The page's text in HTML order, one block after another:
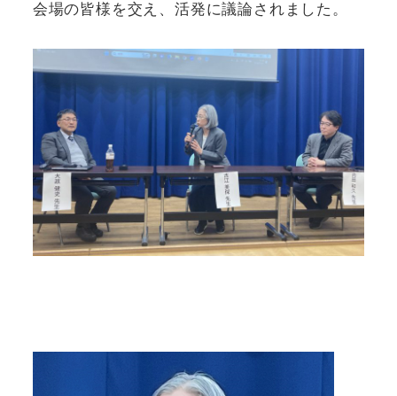
会場の皆様を交え、活発に議論されました。